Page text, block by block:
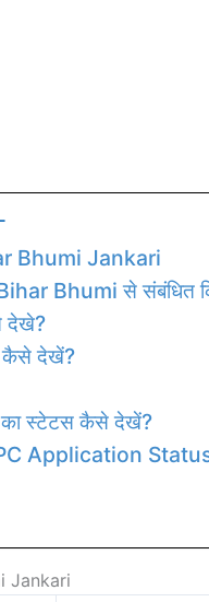
Bhumi Jankari
Bhumi से संबंधित
देखे?
कैसे देखें?
का स्टेटस कैसे देखें?
Application
Jankari